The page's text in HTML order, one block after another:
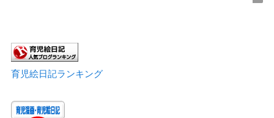
育児絵日記ランキング